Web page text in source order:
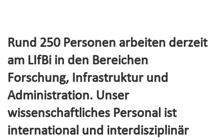
Rund 250 Personen arbeiten derzeit
am LIfBi in den Bereichen
Forschung, Infrastruktur und
Administration. Unser
wissenschaftliches Personal ist
international und interdisziplinär